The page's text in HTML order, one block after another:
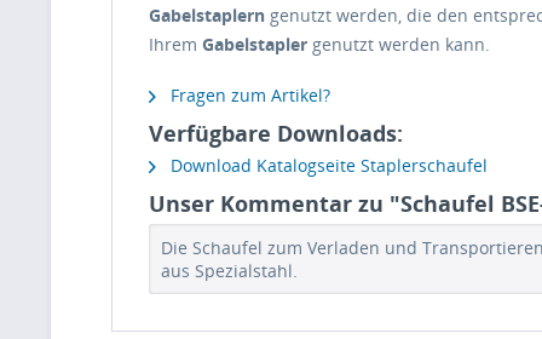
Gabelstaplern genutzt werden, die den
Ihrem Gabelstapler genutzt werden kann.
Fragen zum Artikel?
Verfügbare Downloads:
Download Katalogseite Staplerschaufel
Unser Kommentar zu "Schaufel
Die Schaufel zum Verladen und
aus Spezialstahl.